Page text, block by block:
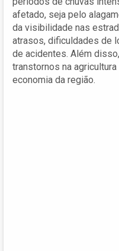
afetado, seja pelo
da visibilidade nas
atrasos, dificuldades de
de acidentes. Além
transtornos na
economia da região.